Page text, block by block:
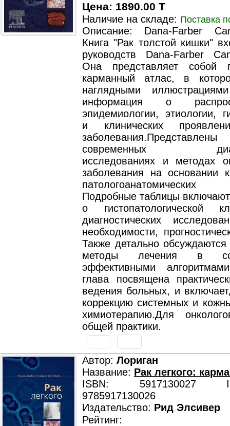
Цена: 1890.00 T
Наличие на складе: Поставка
Описание: Dana-Farber
Книга "Рак толстой кишки"
руководств Dana-Farber
Она представляет собой
карманный атлас, в
наглядными
информация о
эпидемиологии, этиологии,
и клинических
современных
исследованиях и методах
заболевания на основании
Подробные таблицы
о гистопатологической
диагностических
необходимости,
Также детально
методы лечения в
эффективными
глава посвящена
ведения больных, и
коррекцию системных и
химиотерапию.Для
общей практики.
Автор: Лориган
Название: Рак легкого:
ISBN: 5917130027
9785917130026
Издательство: Рид Элсивер
Рейтинг: